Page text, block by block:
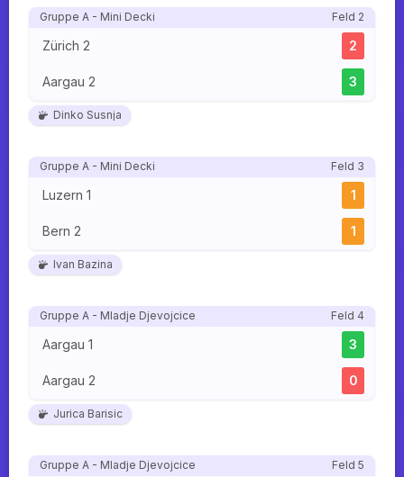
Gruppe A - Mini Decki Feld 2
Zürich 2 2
Aargau 2 3
Dinko Susnja
Gruppe A - Mini Decki Feld 3
Luzern 1 1
Bern 2 1
Ivan Bazina
Gruppe A - Mladje Djevojcice Feld 4
Aargau 1 3
Aargau 2 0
Jurica Barisic
Gruppe A - Mladje Djevojcice Feld 5